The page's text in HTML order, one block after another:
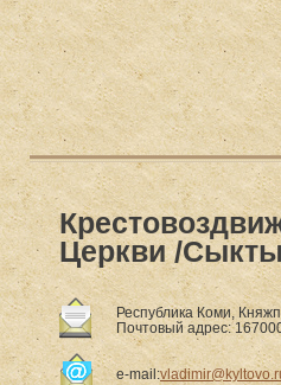
Церкви /
Республика Коми,
Почтовый адрес:
e-mail: